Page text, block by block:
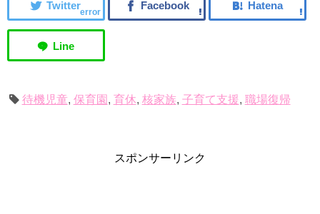
error
待機児童, 保育園 , 育休, 核家族, 子育て支援, 職場復帰
スポンサーリンク